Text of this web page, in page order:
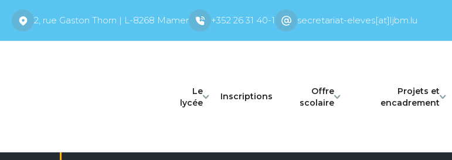
2, rue Gaston Thorn | L-8268 Mamer +352 26 31 40-1 secretariat-eleves[at]ljbm.lu
Le
lycée
Inscriptions
Offre
scolaire
Projets et
encadrement